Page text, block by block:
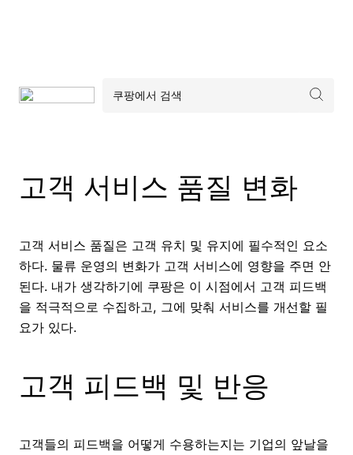
고객 서비스 품질 변화
고객 서비스 품질은 고객 유치 및 유지에 필수적인 요소
하다. 물류 운영의 변화가 고객 서비스에 영향을 주면 안
된다. 내가 생각하기에 쿠팡은 이 시점에서 고객 피드백
을 적극적으로 수집하고, 그에 맞춰 서비스를 개선할 필
요가 있다.
고객 피드백 및 반응
고객들의 피드백을 어떻게 수용하는지는 기업의 앞날을